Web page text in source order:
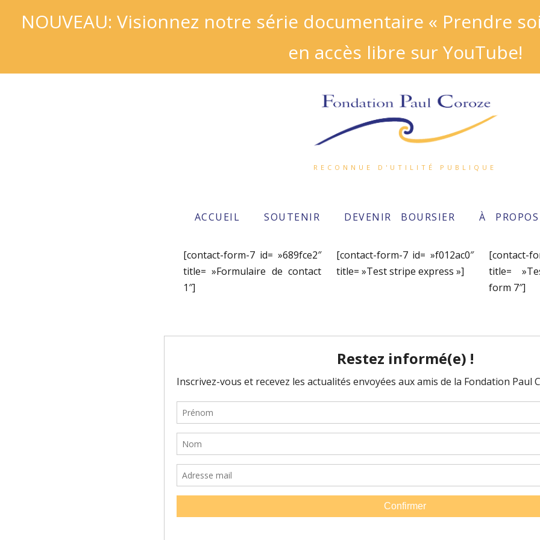
NOUVEAU: Visionnez notre série documentaire « Prendre
en accès libre sur YouTube!
RECONNUE D'UTILITÉ PUBLIQUE
ACCUEIL SOUTENIR DEVENIR BOURSIER À PROPOS
[contact-form-7 id= »689fce2″
title= »Formulaire de contact
1″]
[contact-form-7 id= »f012ac0″
title= »Test stripe express »]
[contact-
title=
form 7″]